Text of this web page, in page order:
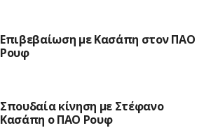
Επιβεβαίωση με Κασάπη στον ΠΑΟ
Ρουφ
Σπουδαία κίνηση με Στέφανο
Κασάπη ο ΠΑΟ Ρουφ